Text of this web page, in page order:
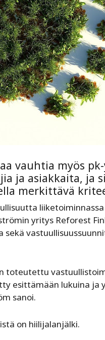
vauhtia myös
ja asiakkaita, ja
merkittävä
yritys Reforest
toteutettu
esittämään lukuina ja
sanoi.
on hiilijalanjälki.